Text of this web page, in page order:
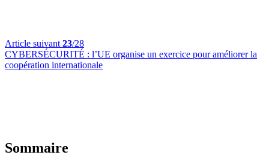
Article suivant 23/28
CYBERSÉCURITÉ : l’UE organise un exercice pour améliorer la
coopération internationale
Sommaire